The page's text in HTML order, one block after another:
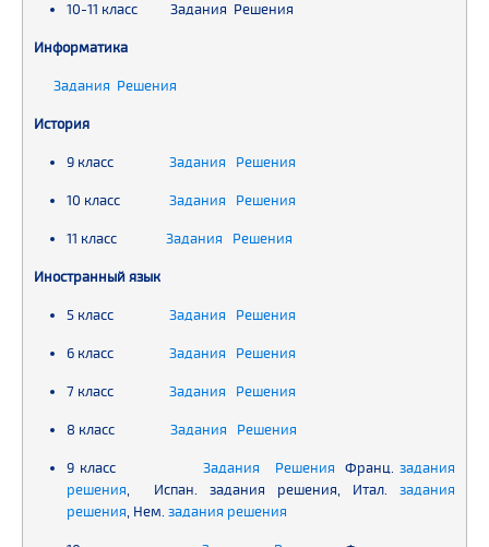
10-11 класс Задания Решения
Информатика
Задания Решения
История
9 класс Задания Решения
10 класс Задания Решения
11 класс Задания Решения
Иностранный язык
5 класс Задания Решения
6 класс Задания Решения
7 класс Задания Решения
8 класс Задания Решения
9 класс Задания Решения Франц. задания
решения, Испан. задания решения, Итал. задания
решения, Нем. задания решения